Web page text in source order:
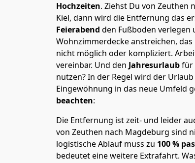
Hochzeiten. Ziehst Du von Zeuthen
Kiel, dann wird die Entfernung das
Feierabend den Fußboden verlegen
Wohnzimmerdecke anstreichen,
nicht möglich oder kompliziert.
vereinbar. Und den Jahresurlaubfür
nutzen? In der Regel wird der
Eingewöhnung in das neue Umfeld
beachten:
Die Entfernung ist zeit- und leider
von Zeuthen nach Magdeburg sind
logistische Ablauf muss zu 100 %
bedeutet eine weitere Extrafahrt.